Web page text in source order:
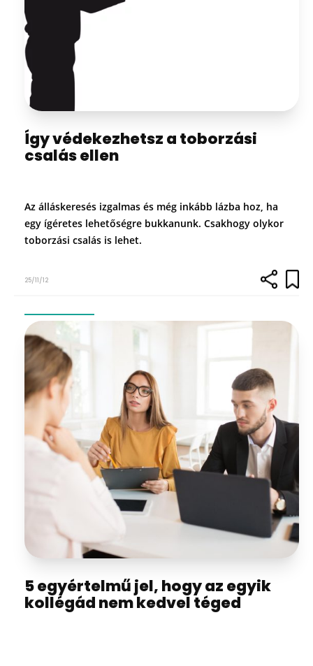
Így védekezhetsz a toborzási
csalás ellen
Az álláskeresés izgalmas és még inkább lázba hoz, ha
egy ígéretes lehetőségre bukkanunk. Csakhogy olykor
toborzási csalás is lehet.
25/11/12
5 egyértelmű jel, hogy az egyik
kollégád nem kedvel téged